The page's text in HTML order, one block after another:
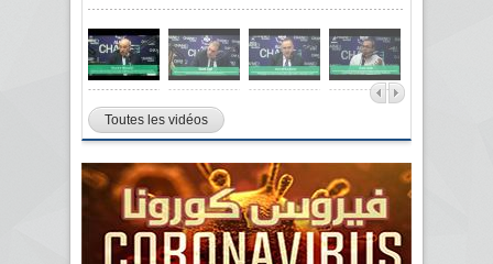
Toutes les vidéos